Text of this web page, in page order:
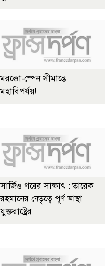
মরক্কো-স্পেন সীমান্তে
মহাবিপর্যয়!
সার্জিও গরের সাক্ষাৎ : তারেক
রহমানের নেতৃত্বে পূর্ণ আস্থা
যুক্তরাষ্ট্রের